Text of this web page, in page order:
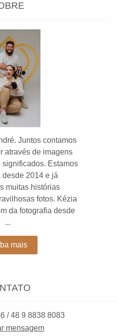
Juntos contamos
através de imagens
significados. Estamos
desde 2014 e já
muitas histórias
fotos. Kézia
da fotografia desde
...
mais
/ 48 9 8838 8083
mensagem